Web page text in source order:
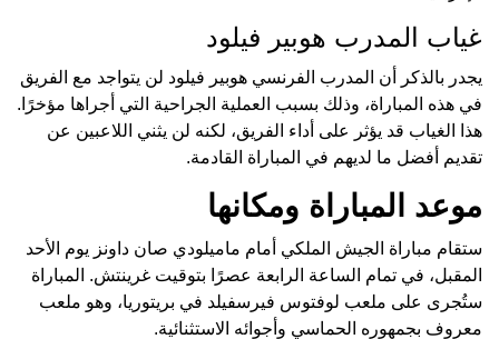
غياب المدرب هوبير فيلود
يجدر بالذكر أن المدرب الفرنسي هوبير فيلود لن يتواجد مع الفريق
في هذه المباراة، وذلك بسبب العملية الجراحية التي أجراها مؤخرًا.
هذا الغياب قد يؤثر على أداء الفريق، لكنه لن يثني اللاعبين عن
تقديم أفضل ما لديهم في المباراة القادمة.
موعد المباراة ومكانها
ستقام مباراة الجيش الملكي أمام ماميلودي صان داونز يوم الأحد
المقبل، في تمام الساعة الرابعة عصرًا بتوقيت غرينتش. المباراة
ستُجرى على ملعب لوفتوس فيرسفيلد في بريتوريا، وهو ملعب
معروف بجمهوره الحماسي وأجوائه الاستثنائية.